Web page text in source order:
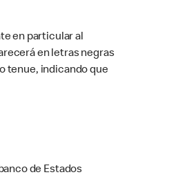
en particular al
en letras negras
tenue, indicando que
de Estados